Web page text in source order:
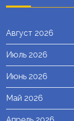
Август 2026
Июль 2026
Июнь 2026
Май 2026